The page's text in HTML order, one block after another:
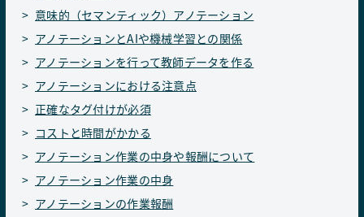
意味的（セマンティック）アノテーション
アノテーションとAIや機械学習との関係
アノテーションを行って教師データを作る
アノテーションにおける注意点
正確なタグ付けが必須
コストと時間がかかる
アノテーション作業の中身や報酬について
アノテーション作業の中身
アノテーションの作業報酬